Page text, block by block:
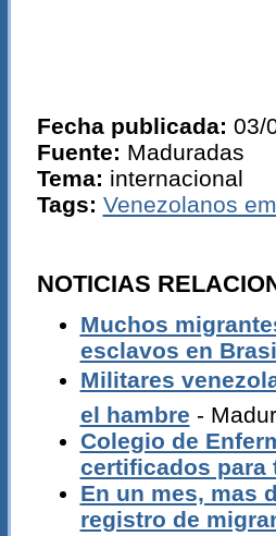
Fecha publicada: 03/
Fuente: Maduradas
Tema: internacional
Tags: Venezolanos
NOTICIAS
Muchos
esclavos en
Militares
el hambre -
Colegio de
certificados para
En un mes, mas
registro de